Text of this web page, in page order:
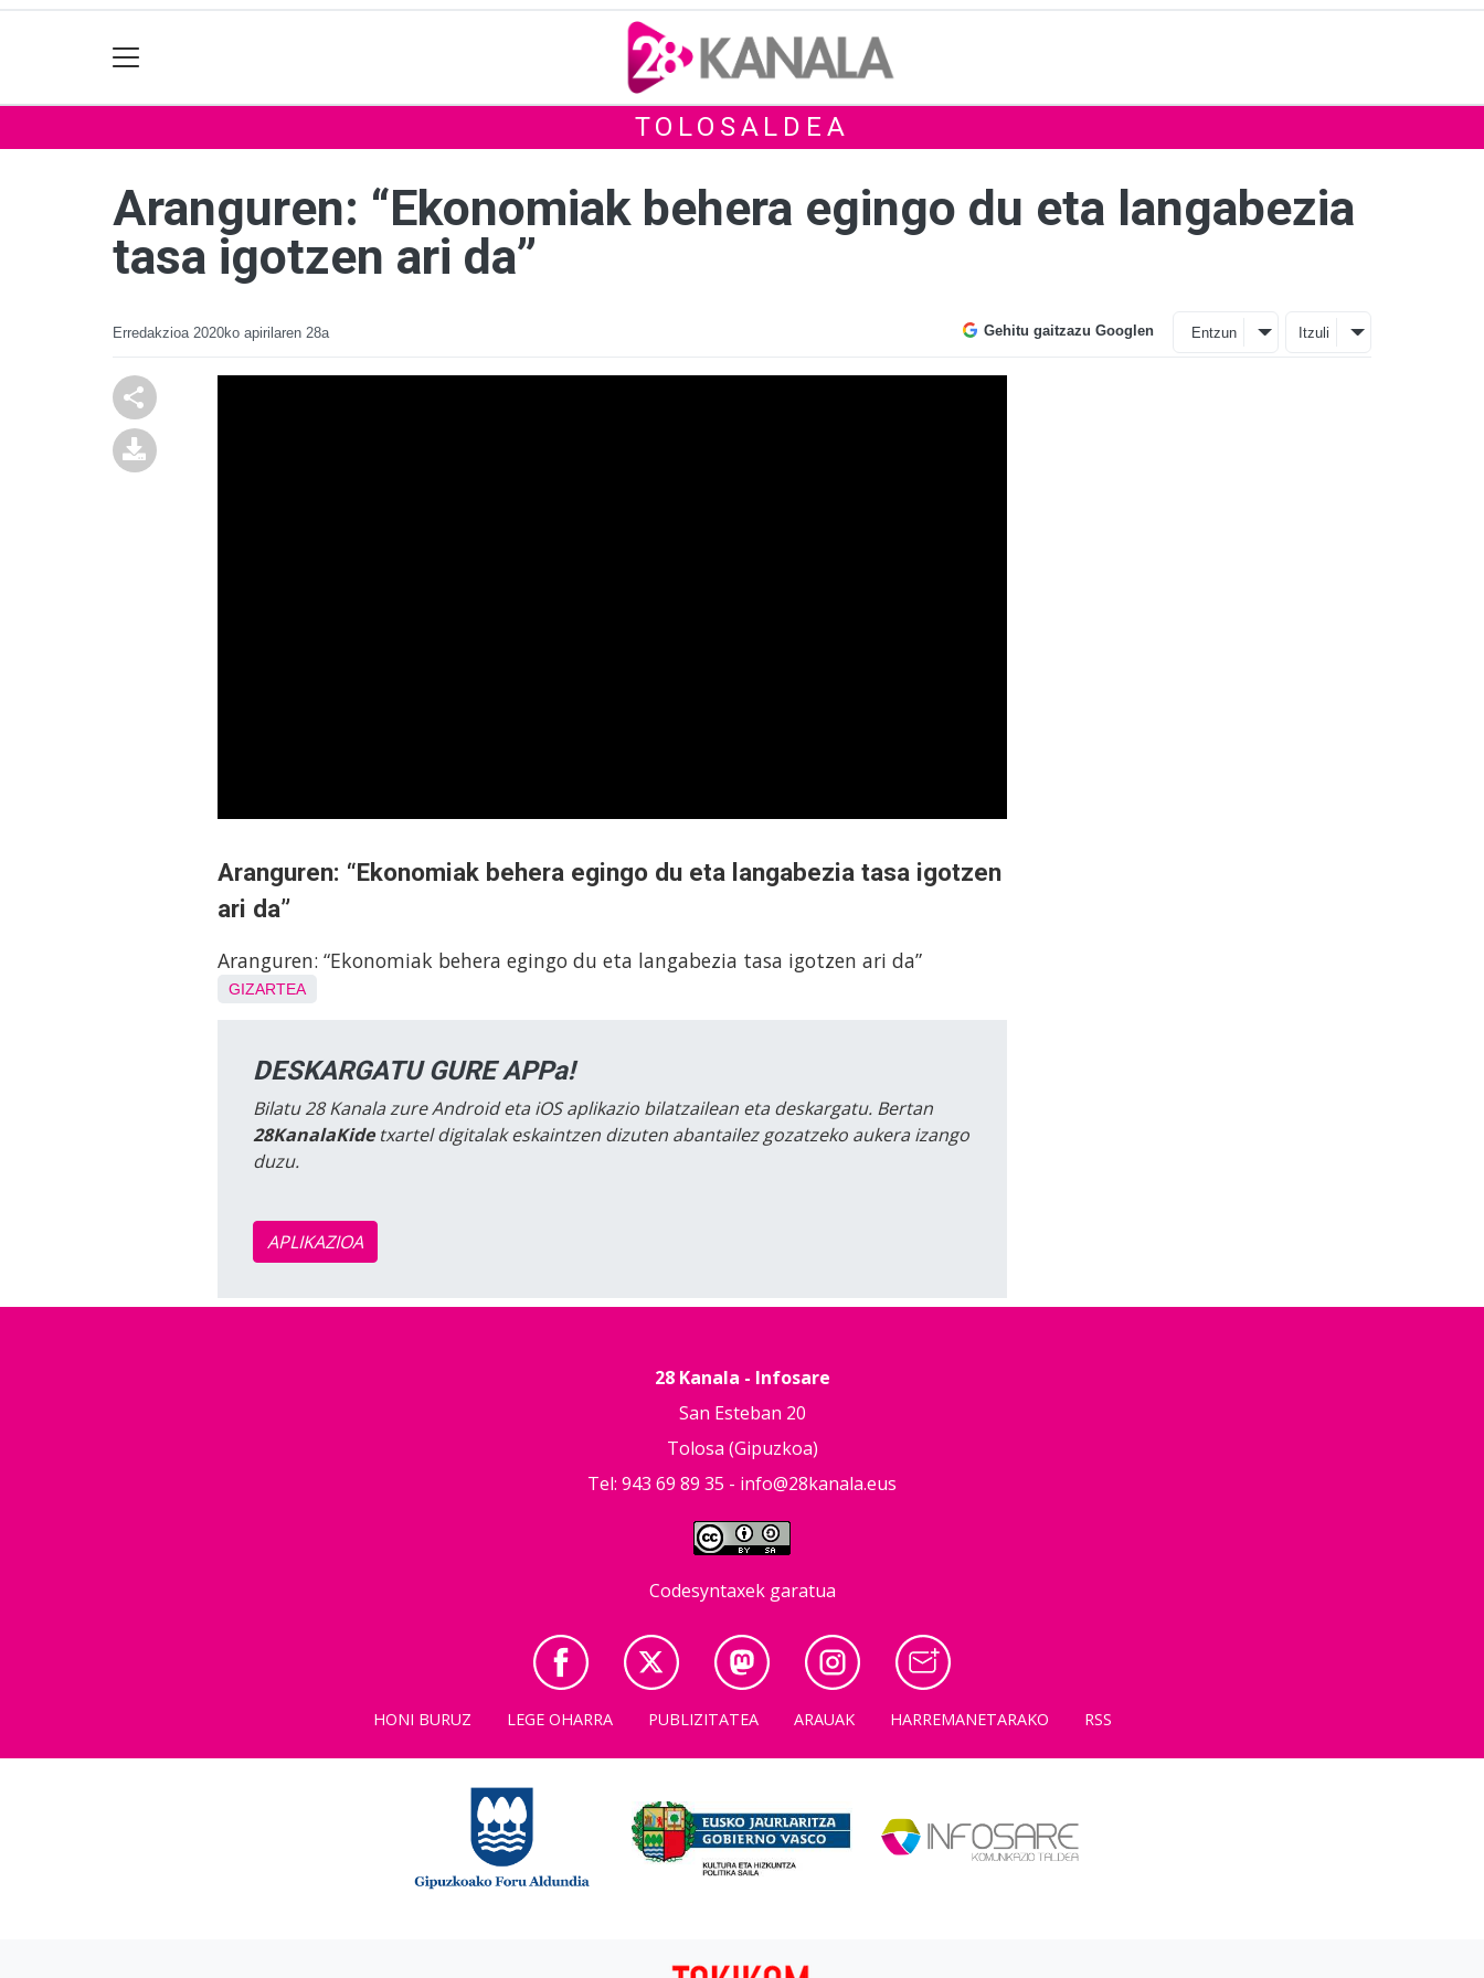
TOLOSALDEA
Aranguren: “Ekonomiak behera egingo du eta langabezia
tasa igotzen ari da”
Erredakzioa 2020ko apirilaren 28a Gehitu gaitzazu Googlen Entzun Itzuli
Aranguren: “Ekonomiak behera egingo du eta langabezia tasa igotzen
ari da”
Aranguren: “Ekonomiak behera egingo du eta langabezia tasa igotzen ari da”
GIZARTEA
DESKARGATU GURE APPa!
Bilatu 28 Kanala zure Android eta iOS aplikazio bilatzailean eta deskargatu. Bertan
28KanalaKidetxartel digitalak eskaintzen dizuten abantailez gozatzeko aukera izango
duzu.
APLIKAZIOA
28 Kanala - Infosare
San Esteban 20
Tolosa (Gipuzkoa)
Tel: 943 69 89 35 - info@28kanala.eus
Codesyntaxek garatua
HONI BURUZ LEGE OHARRA PUBLIZITATEA ARAUAK HARREMANETARAKO RSS